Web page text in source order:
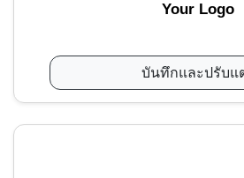
Your Logo
บันทึกและปรับแ